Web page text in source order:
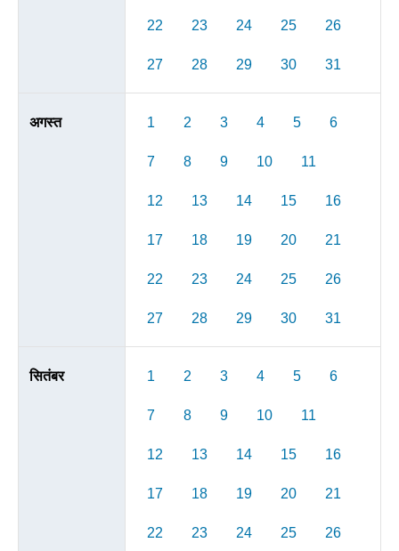
22 23 24 25 26
27 28 29 30 31
अगस्त 1 2 3 4 5 6
7 8 9 10 11
12 13 14 15 16
17 18 19 20 21
22 23 24 25 26
27 28 29 30 31
सितंबर 1 2 3 4 5 6
7 8 9 10 11
12 13 14 15 16
17 18 19 20 21
22 23 24 25 26